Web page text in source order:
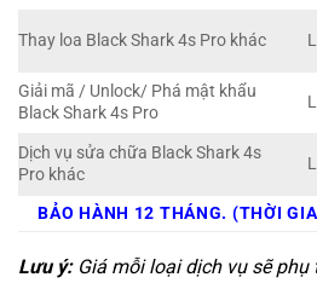
Thay loa Black Shark 4s Pro khác
Giải mã / Unlock/ Phá mật khẩu
Black Shark 4s Pro
Dịch vụ sửa chữa Black Shark 4s
Pro khác
BẢO HÀNH 12 THÁNG. (THỜI
Lưu ý:Giá mỗi loại dịch vụ sẽ phụ